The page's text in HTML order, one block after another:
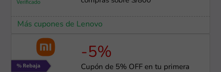
Más cupones de Lenovo
-5%
Cupón de 5% OFF en tu primera